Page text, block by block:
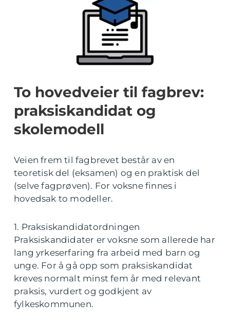
To hovedveier til fagbrev:
praksiskandidat og
skolemodell
Veien frem til fagbrevet består av en
teoretisk del (eksamen) og en praktisk del
(selve fagprøven). For voksne finnes i
hovedsak to modeller.
1. Praksiskandidatordningen
Praksiskandidater er voksne som allerede har
lang yrkeserfaring fra arbeid med barn og
unge. For å gå opp som praksiskandidat
kreves normalt minst fem år med relevant
praksis, vurdert og godkjent av
fylkeskommunen.